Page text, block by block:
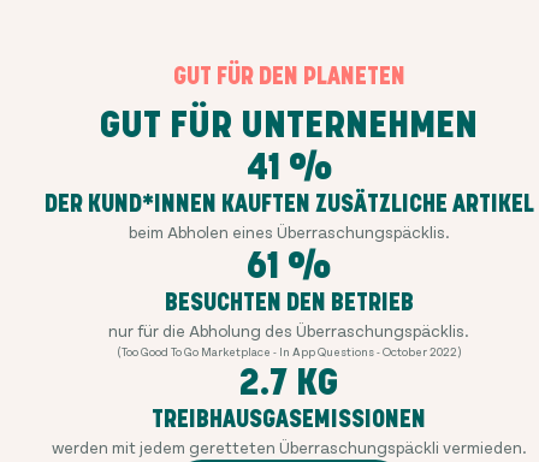
GUT FÜR DEN PLANETEN
GUT FÜR UNTERNEHMEN
41 %
DER KUND*INNEN KAUFTEN ZUSÄTZLICHE ARTIKEL
beim Abholen eines Überraschungspäcklis.
61 %
BESUCHTEN DEN BETRIEB
nur für die Abholung des Überraschungspäcklis.
(Too Good To Go Marketplace - In App Questions - October 2022)
2.7 KG
TREIBHAUSGASEMISSIONEN
werden mit jedem geretteten Überraschungspäckli vermieden.